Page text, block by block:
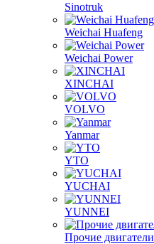
Sinotruk
Weichai Huafeng
Weichai Power
XINCHAI
VOLVO
Yanmar
YTO
YUCHAI
YUNNEI
Прочие двигатели